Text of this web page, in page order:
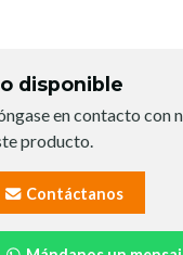
disponible
en contacto con
producto.
Contáctanos